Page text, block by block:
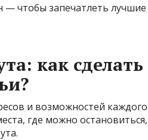
чтобы запечатлеть
как сделать
и возможностей каждого
где можно